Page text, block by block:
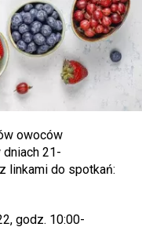
owoców
21-
linkami do spotkań:
godz. 10:00-